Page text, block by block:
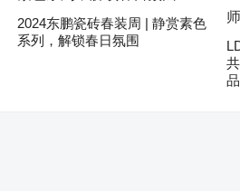
2024东鹏瓷砖春装周 | 静赏素色
系列，解锁春日氛围